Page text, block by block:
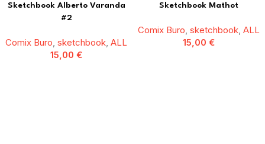
Sketchbook Alberto Varanda
#2
Comix Buro, sketchbook, ALL
15,00 €
Sketchbook Mathot
Comix Buro, sketchbook, ALL
15,00 €